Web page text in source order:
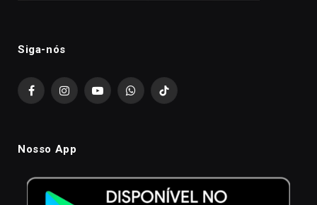
Siga-nós
FacebookInstagramYouTubeWhatsAppTikTok
Nosso App